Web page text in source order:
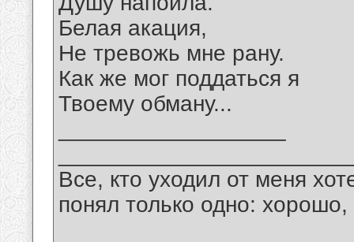
Белая акация,
Не тревожь мне рану.
Как же мог поддаться я
Твоему обману...
Все, кто уходил от меня
понял только одно: